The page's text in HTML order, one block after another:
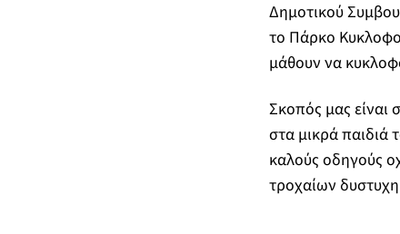
Δημοτικού
το Πάρκο
μάθουν να
Σκοπός μας είναι
στα μικρά παιδιά
καλούς οδηγούς
τροχαίων